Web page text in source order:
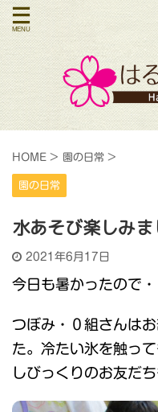
HOME > 園の日常 >
園の日常
水あそび楽しみ
2021年6月17日
今日も暑かったので・
つぼみ・０組さんは
た。冷たい氷を触っ
しびっくりのお友だち